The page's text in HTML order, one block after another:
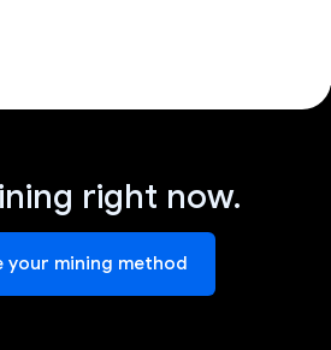
right now.
your mining method